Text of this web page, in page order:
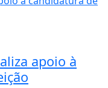
apoio à